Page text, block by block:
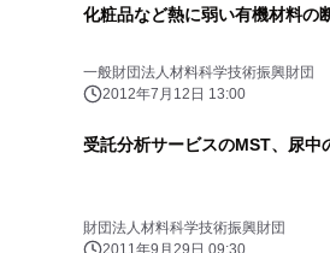
化粧品など熱に弱い有機材料の
一般財団法人材料科学技術振興財団
2012年7月12日 13:00
受託分析サービスのMST、尿中
財団法人材料科学技術振興財団
2011年9月29日 09:30